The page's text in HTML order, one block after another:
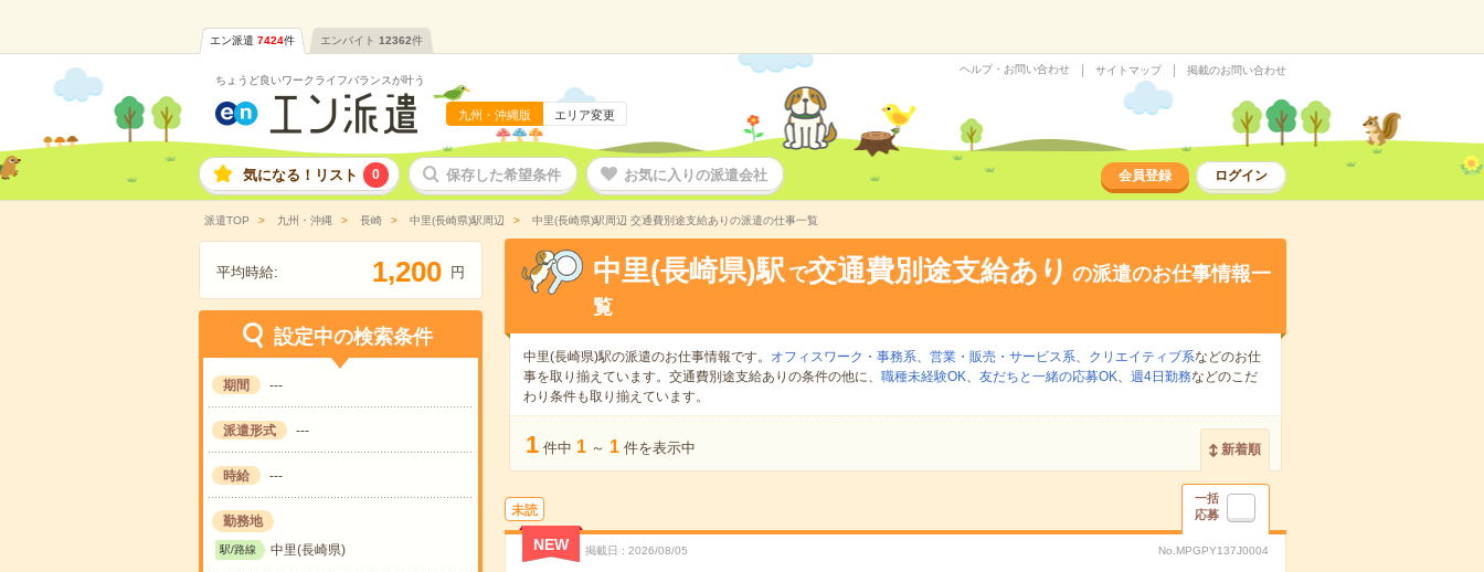
エン派遣 7424件 エンバイト 12362件
ちょうど良いワークライフバランスが叶う
九州・沖縄版 エリア変更
ヘルプ・お問い合わせ サイトマップ 掲載のお問い合わせ
気になる！リスト 0 保存した希望条件 お気に入りの派遣会社 会員登録 ログイン
派遣TOP 九州・沖縄 長崎 中里(長崎県)駅周辺 中里(長崎県)駅周辺 交通費別途支給ありの派遣の仕事一覧
平均時給: 1,200 円
設定中の検索条件
期間 ---
派遣形式 ---
時給 ---
勤務地
駅/路線 中里(長崎県)
中里(長崎県)駅 で交通費別途支給あり の派遣のお仕事情報一
覧
中里(長崎県)駅の派遣のお仕事情報です。 オフィスワーク・事務系、 営業・販売・サービス系、 クリエイティブ系などのお仕
事を取り揃えています。交通費別途支給ありの条件の他に、 職種未経験OK、 友だちと一緒の応募OK、 週4日勤務などのこだ
わり条件も取り揃えています。
1 件中 1 ～ 1 件を表示中 新着順
未読
一括
応募
NEW 掲載日 2026/08/05 No.MPGPY137J0004